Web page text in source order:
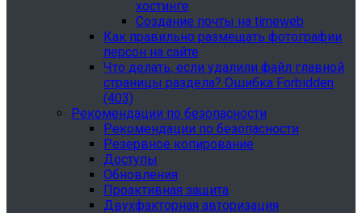
хостинге
Создание почты на timeweb
Как правильно размещать фотографии
персон на сайте
Что делать, если удалили файл главной
страницы раздела? Ошибка Forbidden
(403)
Рекомендации по безопасности
Рекомендации по безопасности
Резервное копирование
Доступы
Обновления
Проактивная защита
Двухфакторная авторизация